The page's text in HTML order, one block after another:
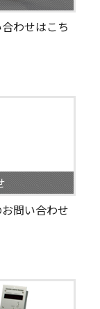
わせはこち
問い合わせ